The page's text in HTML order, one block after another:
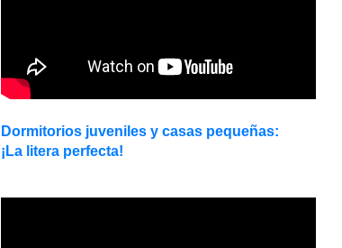
Dormitorios juveniles y casas pequeñas:
¡La litera perfecta!